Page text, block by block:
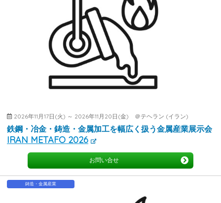
2026年11月17日(火) ～ 2026年11月20日(金) ＠テヘラン (イラン)
鉄鋼・冶金・鋳造・金属加工を幅広く扱う金属産業展示会
IRAN METAFO 2026
お問い合せ
鋳造・金属産業